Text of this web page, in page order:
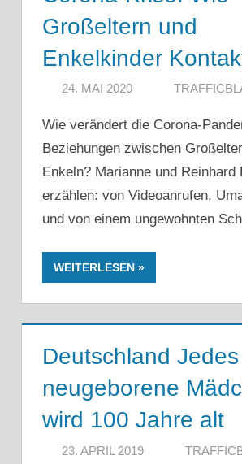
Großeltern und
Enkelkinder
24. MAI 2020
Wie verändert die Corona-
Beziehungen zwischen
Enkeln? Marianne und Reinhard
erzählen: von Videoanrufen,
und von einem ungewohnten
WEITERLESEN
Deutschland
neugeborene
wird 100 Jahre alt
23. APRIL 2019